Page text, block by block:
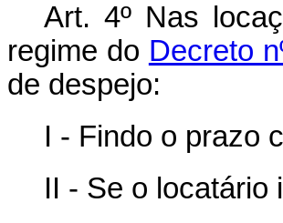
Art. 4º Nas
regime do Decreto
de despejo:
I - Findo o prazo
II - Se o locatário